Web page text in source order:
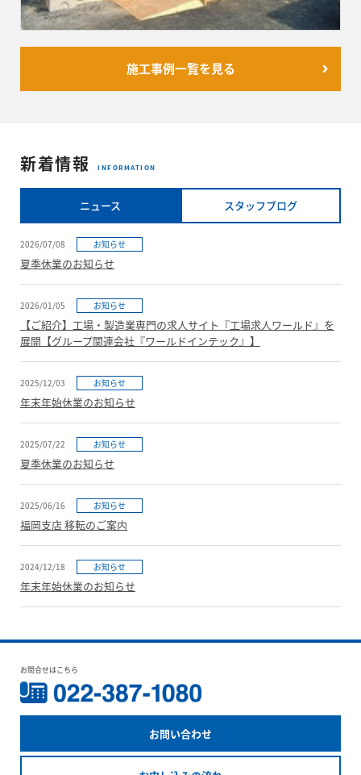
施工事例一覧を見る
新着情報 INFORMATION
ニュース スタッフブログ
2026/07/08 お知らせ
夏季休業のお知らせ
2026/01/05 お知らせ
【ご紹介】工場・製造業専門の求人サイト『工場求人ワールド』を
展開【グループ関連会社『ワールドインテック』】
2025/12/03 お知らせ
年末年始休業のお知らせ
2025/07/22 お知らせ
夏季休業のお知らせ
2025/06/16 お知らせ
福岡支店 移転のご案内
2024/12/18 お知らせ
年末年始休業のお知らせ
お問合せはこちら
お問い合わせ